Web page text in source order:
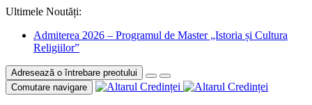
Ultimele Noutăți:
Admiterea 2026 – Programul de Master „Istoria și Cultura
Religiilor”
Adresează o întrebare preotului
Comutare navigare